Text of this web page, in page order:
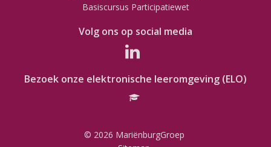
Basiscursus Participatiewet
Volg ons op social media
Bezoek onze elektronische leeromgeving (ELO)
© 2026 MariënburgGroep